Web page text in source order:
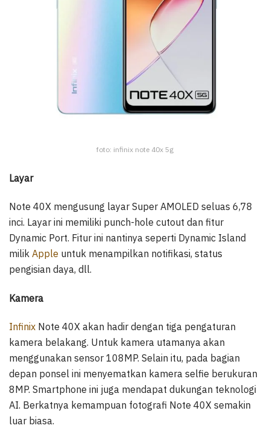
foto: infinix note 40x 5g
Layar
Note 40X mengusung layar Super AMOLED seluas 6,78
inci. Layar ini memiliki punch-hole cutout dan fitur
Dynamic Port. Fitur ini nantinya seperti Dynamic Island
milik Apple untuk menampilkan notifikasi, status
pengisian daya, dll.
Kamera
Infinix Note 40X akan hadir dengan tiga pengaturan
kamera belakang. Untuk kamera utamanya akan
menggunakan sensor 108MP. Selain itu, pada bagian
depan ponsel ini menyematkan kamera selfie berukuran
8MP. Smartphone ini juga mendapat dukungan teknologi
AI. Berkatnya kemampuan fotografi Note 40X semakin
luar biasa.